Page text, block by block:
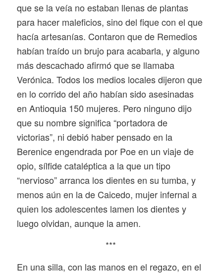
que se la veía no estaban llenas de plantas
para hacer maleficios, sino del fique con el que
hacía artesanías. Contaron que de Remedios
habían traído un brujo para acabarla, y alguno
más descachado afirmó que se llamaba
Verónica. Todos los medios locales dijeron que
en lo corrido del año habían sido asesinadas
en Antioquia 150 mujeres. Pero ninguno dijo
que su nombre significa “portadora de
victorias”, ni debió haber pensado en la
Berenice engendrada por Poe en un viaje de
opio, sílfide cataléptica a la que un tipo
“nervioso” arranca los dientes en su tumba, y
menos aún en la de Caicedo, mujer infernal a
quien los adolescentes lamen los dientes y
luego olvidan, aunque la amen.
***
En una silla, con las manos en el regazo, en el